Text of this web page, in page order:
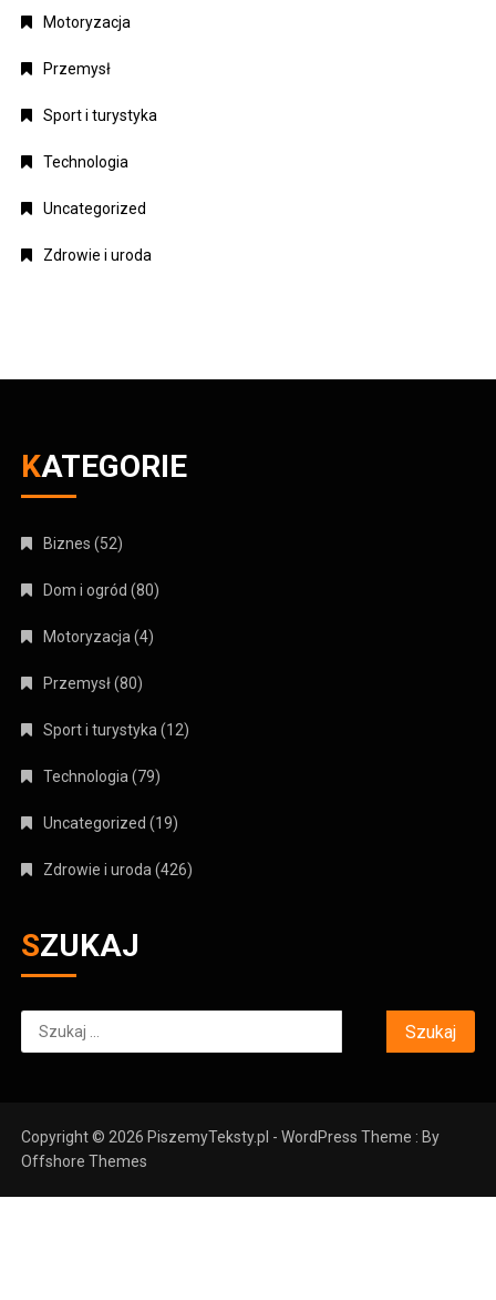
Motoryzacja
Przemysł
Sport i turystyka
Technologia
Uncategorized
Zdrowie i uroda
KATEGORIE
Biznes (52)
Dom i ogród (80)
Motoryzacja(4)
Przemysł(80)
Sport i turystyka(12)
Technologia(79)
Uncategorized (19)
Zdrowie i uroda(426)
SZUKAJ
Szukaj:
Copyright © 2026 PiszemyTeksty.pl - WordPress Theme : By
Offshore Themes